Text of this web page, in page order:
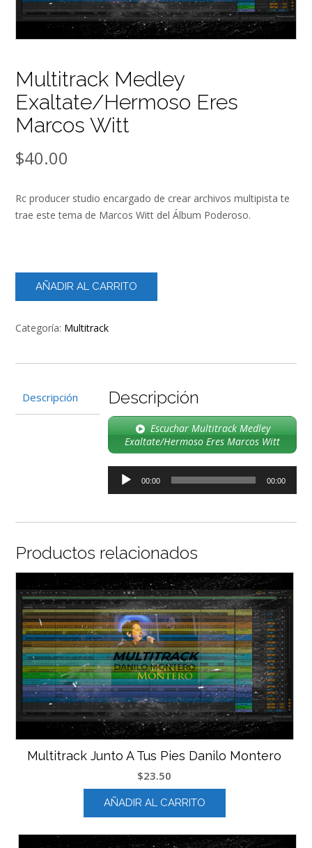
Multitrack Medley
Exaltate/Hermoso Eres
Marcos Witt
$40.00
Rc producer studio encargado de crear archivos multipista te
trae este tema de Marcos Witt del Álbum Poderoso.
Multitrack
Medley
Eres
Marcos
cantidad
AÑADIR AL CARRITO
Categoría: Multitrack
Descripción Descripción
Escuchar Multitrack Medley
Exaltate/Hermoso Eres Marcos Witt
Reproductor
00:00 00:00
Productos relacionados
Multitrack Junto A Tus Pies Danilo Montero
$23.50
AÑADIR AL CARRITO